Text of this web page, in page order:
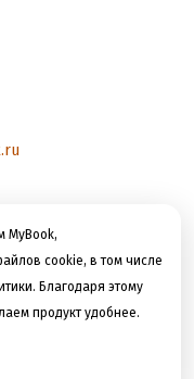
MyBook,
cookie, в том числе
Благодаря этому
продукт удобнее.